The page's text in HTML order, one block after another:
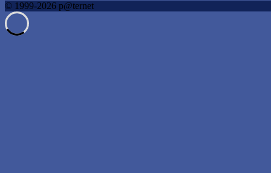
© 1999-2026 p@ternet